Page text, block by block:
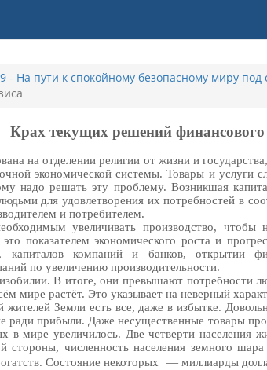
- На пути к спокойному безопасному миру
Крах текущих решений финансового
на отделении религии от жизни и
экономической системы. Товары и услуги
надо решать эту проблему. Возникшая
для удовлетворения их потребностей в
и потребителем.
увеличивать производство,
показателем экономического роста и
капиталов компаний и банков,
по увеличению производительности.
В итоге, они превышают потребности
мире растёт. Это указывает на неверный
Земли есть все, даже в избытке.
ради прибыли. Даже несущественные товары
в мире увеличилось. Две четверти
численность населения земного шара
Состояние некоторых
— миллиарды